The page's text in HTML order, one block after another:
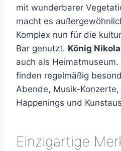
mit wunderbarer
macht es
Komplex nun für die
Bar genutzt. König
auch als Heimatmuseum.
finden regelmäßig
Abende, Musik-Konzerte,
Happenings und
Einzigartige